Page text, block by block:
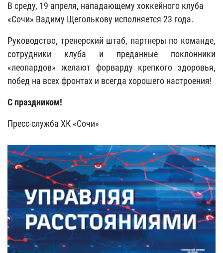
В среду, 19 апреля, нападающему хоккейного клуба
«Сочи»​ Вадиму Щеголькову исполняется 23 года.
Руководство, тренерский штаб, партнеры по команде,
сотрудники клуба и преданные поклонники
«леопардов» желают форварду крепкого здоровья,
побед на всех фронтах и всегда хорошего настроения!
С праздником!
Пресс-служба ХК «Сочи»